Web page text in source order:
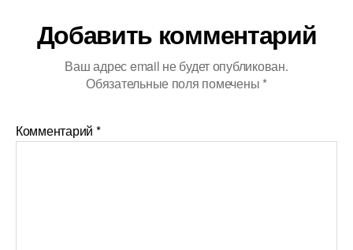
Добавить комментарий
Ваш адрес email не будет опубликован.
Обязательные поля помечены *
Комментарий *